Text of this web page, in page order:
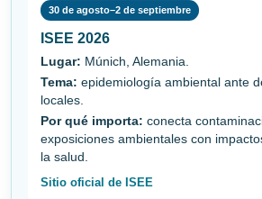
30 de agosto–2 de septiembre
ISEE 2026
Lugar: Múnich, Alemania.
Tema: epidemiología ambiental ante
locales.
Por qué importa: conecta
exposiciones ambientales con
la salud.
Sitio oficial de ISEE